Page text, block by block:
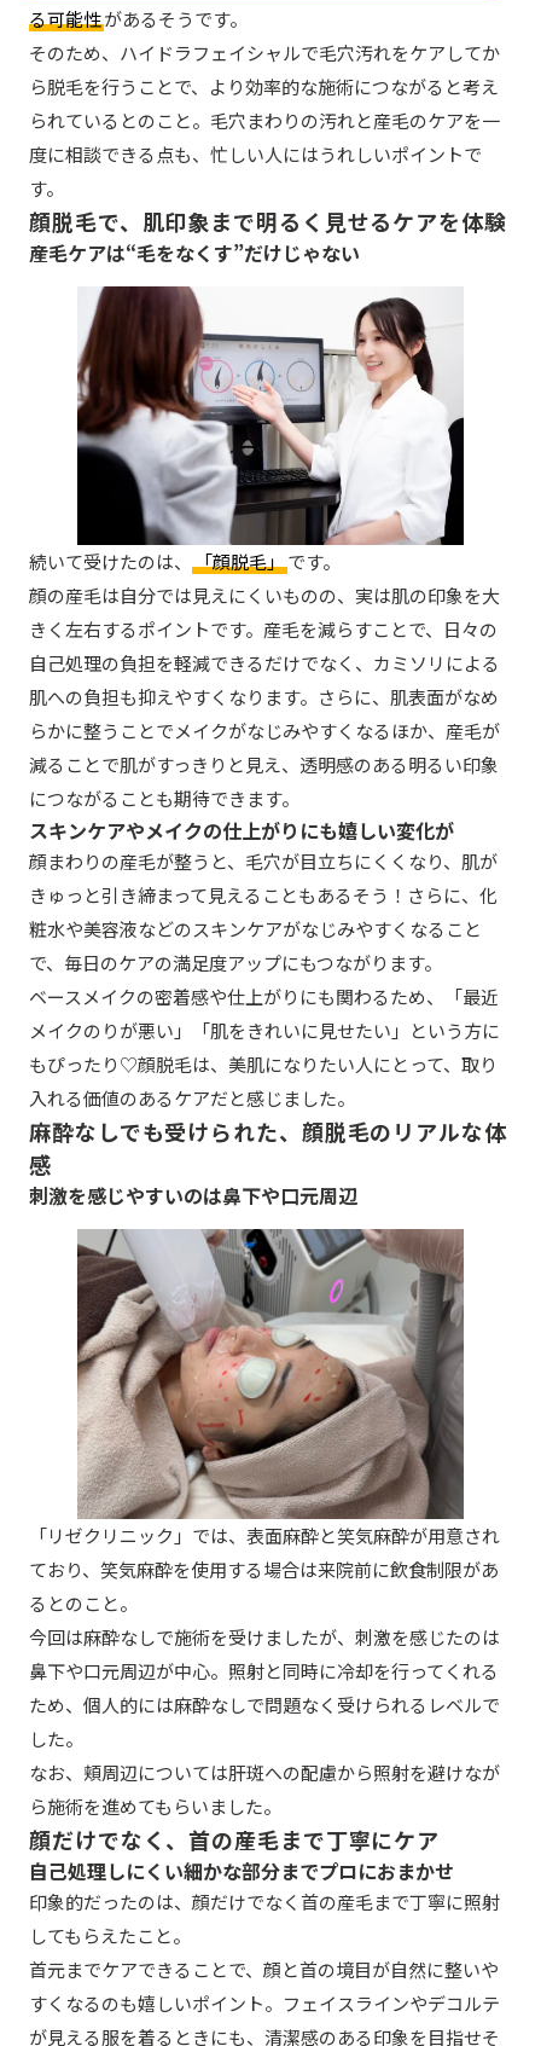
る可能性があるそうです。
そのため、ハイドラフェイシャルで毛穴汚れをケアしてか
ら脱毛を行うことで、より効率的な施術につながると考え
られているとのこと。毛穴まわりの汚れと産毛のケアを一
度に相談できる点も、忙しい人にはうれしいポイントで
す。
顔脱毛で、肌印象まで明るく見せるケアを体験
産毛ケアは“毛をなくす”だけじゃない
続いて受けたのは、 「顔脱毛」です。
顔の産毛は自分では見えにくいものの、実は肌の印象を大
きく左右するポイントです。産毛を減らすことで、日々の
自己処理の負担を軽減できるだけでなく、カミソリによる
肌への負担も抑えやすくなります。さらに、肌表面がなめ
らかに整うことでメイクがなじみやすくなるほか、産毛が
減ることで肌がすっきりと見え、透明感のある明るい印象
につながることも期待できます。
スキンケアやメイクの仕上がりにも嬉しい変化が
顔まわりの産毛が整うと、毛穴が目立ちにくくなり、肌が
きゅっと引き締まって見えることもあるそう！さらに、化
粧水や美容液などのスキンケアがなじみやすくなること
で、毎日のケアの満足度アップにもつながります。
ベースメイクの密着感や仕上がりにも関わるため、「最近
メイクのりが悪い」「肌をきれいに見せたい」という方に
もぴったり♡顔脱毛は、美肌になりたい人にとって、取り
入れる価値のあるケアだと感じました。
麻酔なしでも受けられた、顔脱毛のリアルな体
感
刺激を感じやすいのは鼻下や口元周辺
「リゼクリニック」では、表面麻酔と笑気麻酔が用意され
ており、笑気麻酔を使用する場合は来院前に飲食制限があ
るとのこと。
今回は麻酔なしで施術を受けましたが、刺激を感じたのは
鼻下や口元周辺が中心。照射と同時に冷却を行ってくれる
ため、個人的には麻酔なしで問題なく受けられるレベルで
した。
なお、頬周辺については肝斑への配慮から照射を避けなが
ら施術を進めてもらいました。
顔だけでなく、首の産毛まで丁寧にケア
自己処理しにくい細かな部分までプロにおまかせ
印象的だったのは、顔だけでなく首の産毛まで丁寧に照射
してもらえたこと。
首元までケアできることで、顔と首の境目が自然に整いや
すくなるのも嬉しいポイント。フェイスラインやデコルテ
が見える服を着るときにも、清潔感のある印象を目指せそ